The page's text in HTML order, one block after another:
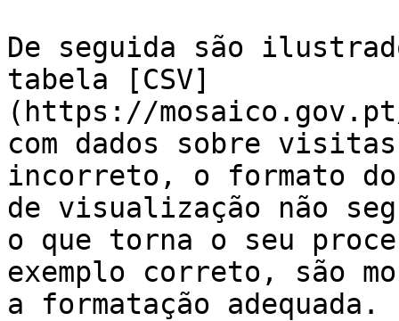
De seguida são
tabela [CSV]
(https://
com dados sobre
incorreto, o formato
de visualização não
o que torna o seu
exemplo correto, são
a formatação adequada.